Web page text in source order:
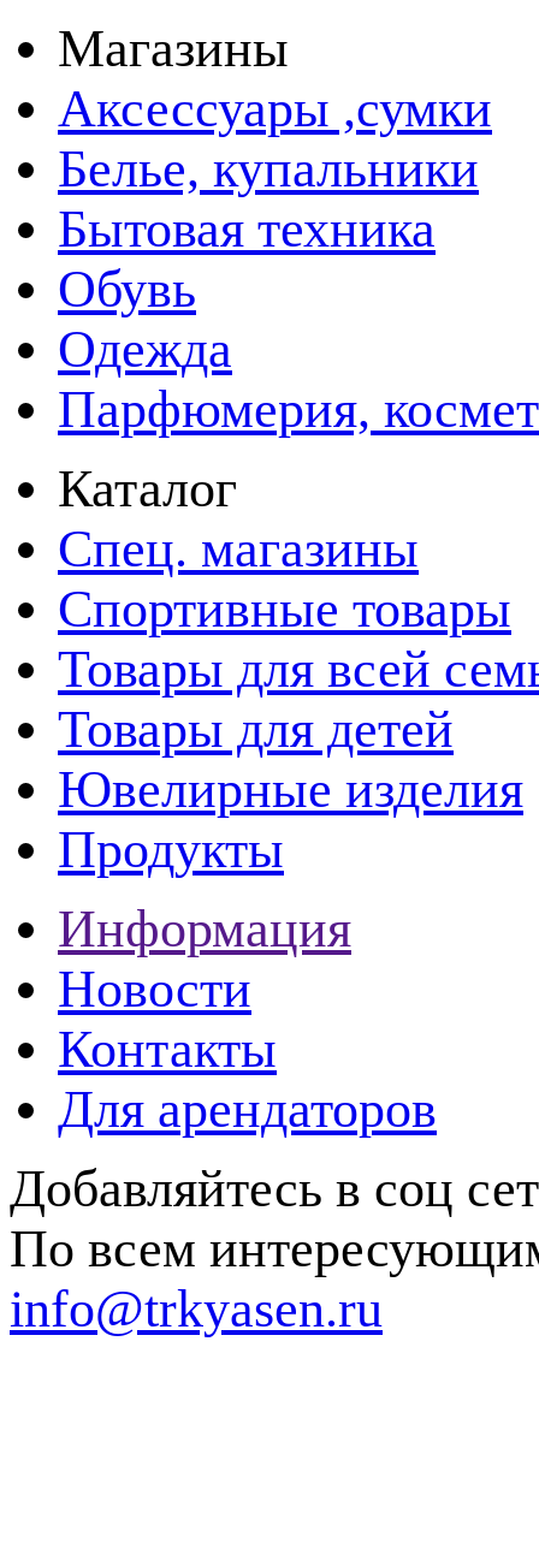
Магазины
Аксессуары ,сумки
Белье, купальники
Бытовая техника
Обувь
Одежда
Парфюмерия,
Каталог
Спец. магазины
Спортивные товары
Товары для всей
Товары для детей
Ювелирные изделия
Продукты
Информация
Новости
Контакты
Для арендаторов
Добавляйтесь в соц
По всем
info@trkyasen.ru